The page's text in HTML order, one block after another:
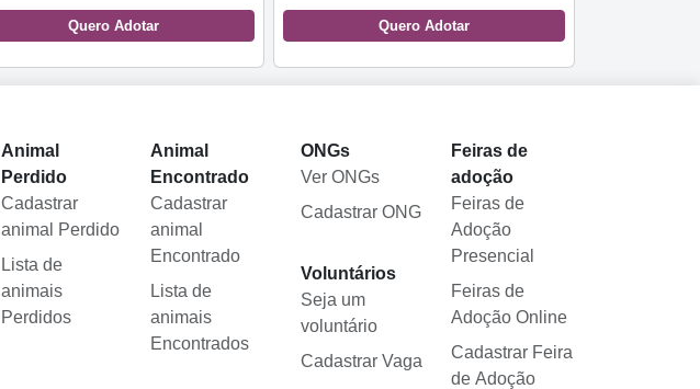
Quero Adotar Quero Adotar
Animal
Perdido
Cadastrar
animal Perdido
Lista de
animais
Perdidos
Animal
Encontrado
Cadastrar
animal
Encontrado
Lista de
animais
Encontrados
ONGs
Ver ONGs
Cadastrar ONG
Voluntários
Seja um
voluntário
Cadastrar Vaga
Feiras de
adoção
Feiras de
Adoção
Presencial
Feiras de
Adoção Online
Cadastrar Feira
de Adoção